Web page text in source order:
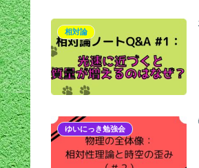
相対論
ゆいにっき勉強会